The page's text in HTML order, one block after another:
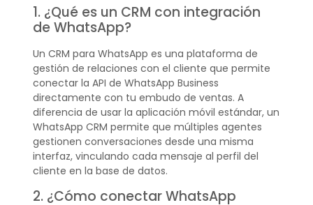
1. ¿Qué es un CRM con integración
de WhatsApp?
Un CRM para WhatsApp es una plataforma de
gestión de relaciones con el cliente que permite
conectar la API de WhatsApp Business
directamente con tu embudo de ventas. A
diferencia de usar la aplicación móvil estándar, un
WhatsApp CRM permite que múltiples agentes
gestionen conversaciones desde una misma
interfaz, vinculando cada mensaje al perfil del
cliente en la base de datos.
2. ¿Cómo conectar WhatsApp